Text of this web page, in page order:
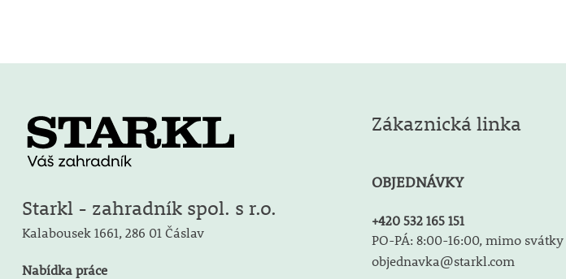
Starkl - zahradník spol. s r.o.
Kalabousek 1661, 286 01 Čáslav
Nabídka práce
Zákaznická linka
OBJEDNÁVKY
+420 532 165 151
PO-PÁ: 8:00-16:00, mimo svátky
objednavka@starkl.com